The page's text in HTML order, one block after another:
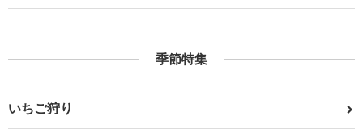
季節特集
いちご狩り